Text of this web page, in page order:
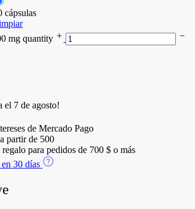
cápsulas
mg quantity
el 7 de agosto!
de Mercado Pago
partir de 500
para pedidos de 700 $ o más
30 días